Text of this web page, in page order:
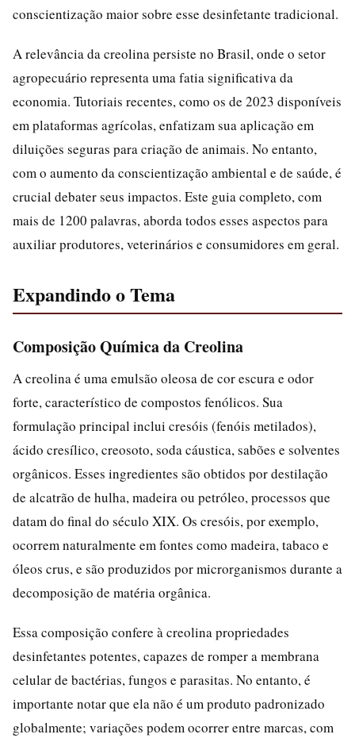
conscientização maior sobre esse desinfetante tradicional.
A relevância da creolina persiste no Brasil, onde o setor
agropecuário representa uma fatia significativa da
economia. Tutoriais recentes, como os de 2023 disponíveis
em plataformas agrícolas, enfatizam sua aplicação em
diluições seguras para criação de animais. No entanto,
com o aumento da conscientização ambiental e de saúde, é
crucial debater seus impactos. Este guia completo, com
mais de 1200 palavras, aborda todos esses aspectos para
auxiliar produtores, veterinários e consumidores em geral.
Expandindo o Tema
Composição Química da Creolina
A creolina é uma emulsão oleosa de cor escura e odor
forte, característico de compostos fenólicos. Sua
formulação principal inclui cresóis (fenóis metilados),
ácido cresílico, creosoto, soda cáustica, sabões e solventes
orgânicos. Esses ingredientes são obtidos por destilação
de alcatrão de hulha, madeira ou petróleo, processos que
datam do final do século XIX. Os cresóis, por exemplo,
ocorrem naturalmente em fontes como madeira, tabaco e
óleos crus, e são produzidos por microrganismos durante a
decomposição de matéria orgânica.
Essa composição confere à creolina propriedades
desinfetantes potentes, capazes de romper a membrana
celular de bactérias, fungos e parasitas. No entanto, é
importante notar que ela não é um produto padronizado
globalmente; variações podem ocorrer entre marcas, com